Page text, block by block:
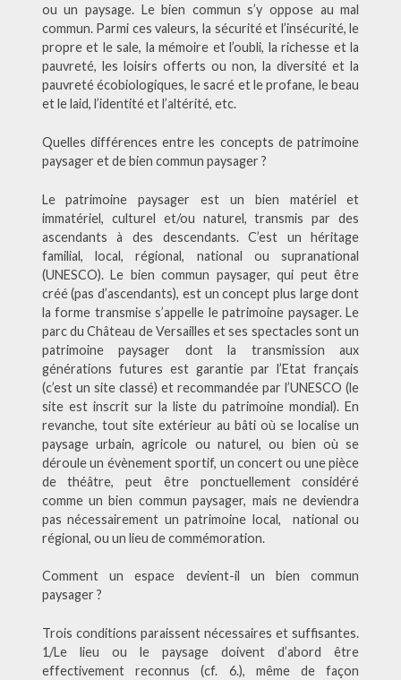
ou un paysage. Le bien commun s’y oppose au mal
commun. Parmi ces valeurs, la sécurité et l’insécurité, le
propre et le sale, la mémoire et l’oubli, la richesse et la
pauvreté, les loisirs offerts ou non, la diversité et la
pauvreté écobiologiques, le sacré et le profane, le beau
et le laid, l’identité et l’altérité, etc.
Quelles différences entre les concepts de patrimoine
paysager et de bien commun paysager ?
Le patrimoine paysager est un bien matériel et
immatériel, culturel et/ou naturel, transmis par des
ascendants à des descendants. C’est un héritage
familial, local, régional, national ou supranational
(UNESCO). Le bien commun paysager, qui peut être
créé (pas d’ascendants), est un concept plus large dont
la forme transmise s’appelle le patrimoine paysager. Le
parc du Château de Versailles et ses spectacles sont un
patrimoine paysager dont la transmission aux
générations futures est garantie par l’Etat français
(c’est un site classé) et recommandée par l’UNESCO (le
site est inscrit sur la liste du patrimoine mondial). En
revanche, tout site extérieur au bâti où se localise un
paysage urbain, agricole ou naturel, ou bien où se
déroule un évènement sportif, un concert ou une pièce
de théâtre, peut être ponctuellement considéré
comme un bien commun paysager, mais ne deviendra
pas nécessairement un patrimoine local, national ou
régional, ou un lieu de commémoration.
Comment un espace devient-il un bien commun
paysager ?
Trois conditions paraissent nécessaires et suffisantes.
1/Le lieu ou le paysage doivent d’abord être
effectivement reconnus (cf. 6.), même de façon